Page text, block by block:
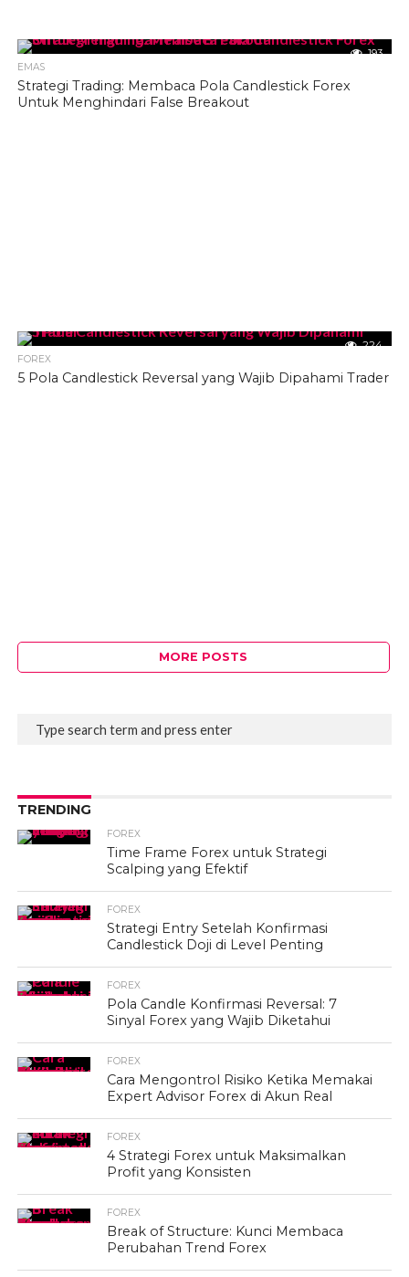
193
EMAS
Strategi Trading: Membaca Pola Candlestick Forex
Untuk Menghindari False Breakout
224
FOREX
5 Pola Candlestick Reversal yang Wajib Dipahami Trader
MORE POSTS
TRENDING
FOREX
Time Frame Forex untuk Strategi
Scalping yang Efektif
FOREX
Strategi Entry Setelah Konfirmasi
Candlestick Doji di Level Penting
FOREX
Pola Candle Konfirmasi Reversal: 7
Sinyal Forex yang Wajib Diketahui
FOREX
Cara Mengontrol Risiko Ketika Memakai
Expert Advisor Forex di Akun Real
FOREX
4 Strategi Forex untuk Maksimalkan
Profit yang Konsisten
FOREX
Break of Structure: Kunci Membaca
Perubahan Trend Forex